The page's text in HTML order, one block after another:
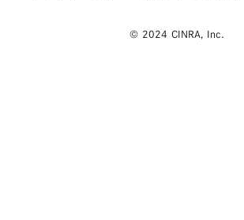
© 2024 CINRA, Inc.